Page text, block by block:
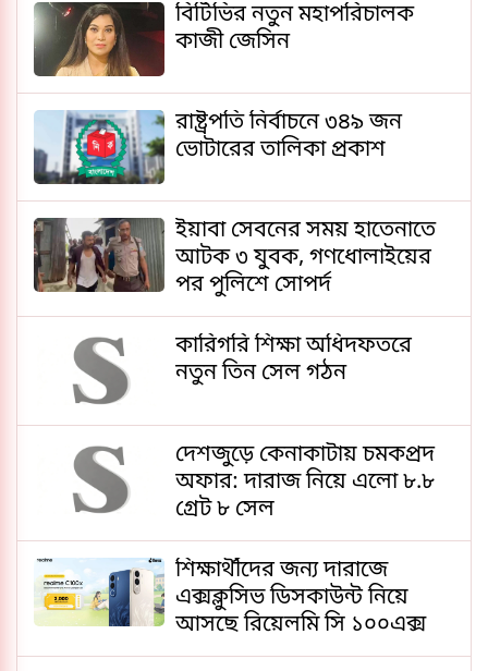
বিটিভির নতুন মহাপরিচালক
কাজী জেসিন
রাষ্ট্রপতি নির্বাচনে ৩৪৯ জন
ভোটারের তালিকা প্রকাশ
ইয়াবা সেবনের সময় হাতেনাতে
আটক ৩ যুবক, গণধোলাইয়ের
পর পুলিশে সোপর্দ
কারিগরি শিক্ষা অধিদফতরে
নতুন তিন সেল গঠন
দেশজুড়ে কেনাকাটায় চমকপ্রদ
অফার: দারাজ নিয়ে এলো ৮.৮
গ্রেট ৮ সেল
শিক্ষার্থীদের জন্য দারাজে
এক্সক্লুসিভ ডিসকাউন্ট নিয়ে
আসছে রিয়েলমি সি ১০০এক্স